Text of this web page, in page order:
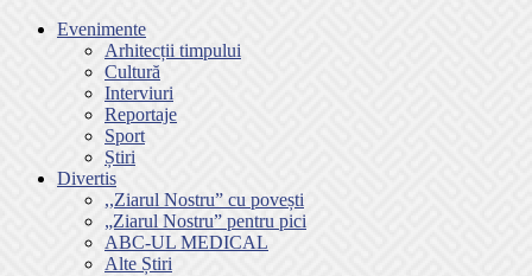
Evenimente
Arhitecții timpului
Cultură
Interviuri
Reportaje
Sport
Știri
Divertis
,,Ziarul Nostru” cu povești
„Ziarul Nostru” pentru pici
ABC-UL MEDICAL
Alte Știri